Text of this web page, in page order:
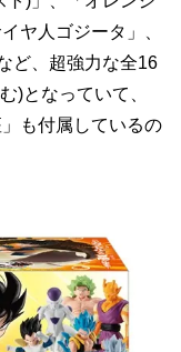
ヤ人ゴジータ」、
ど、超強力な全16
)となっていて、
も付属しているの